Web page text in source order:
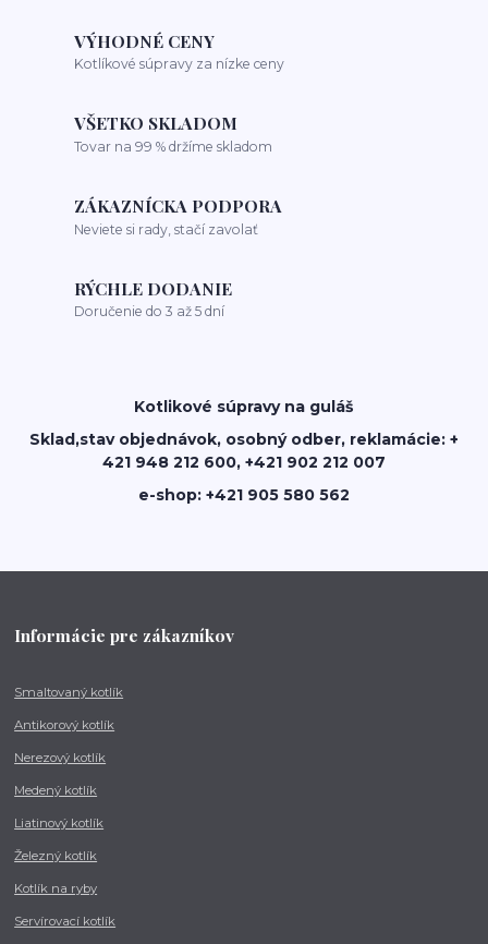
VÝHODNÉ CENY
Kotlíkové súpravy za nízke ceny
VŠETKO SKLADOM
Tovar na 99 % držíme skladom
ZÁKAZNÍCKA PODPORA
Neviete si rady, stačí zavolať
RÝCHLE DODANIE
Doručenie do 3 až 5 dní
Kotlikové súpravy na guláš
Sklad,stav objednávok, osobný odber, reklamácie: +
421 948 212 600, +421 902 212 007
e-shop: +421 905 580 562
Informácie pre zákazníkov
Smaltovaný kotlík
Antikorový kotlík
Nerezový kotlík
Medený kotlík
Liatinový kotlík
Železný kotlík
Kotlík na ryby
Servírovací kotlík